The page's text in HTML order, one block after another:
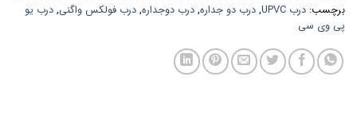
برچسب: درب UPVC , درب دو جداره, درب دوجداره, درب فولکس واگنی, درب یو
پی وی سی